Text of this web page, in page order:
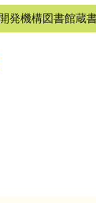
発機構図書館蔵